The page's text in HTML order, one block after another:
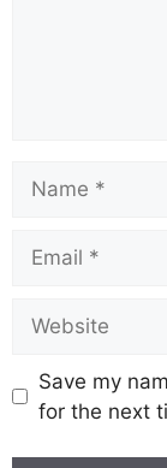
Save my
for the next